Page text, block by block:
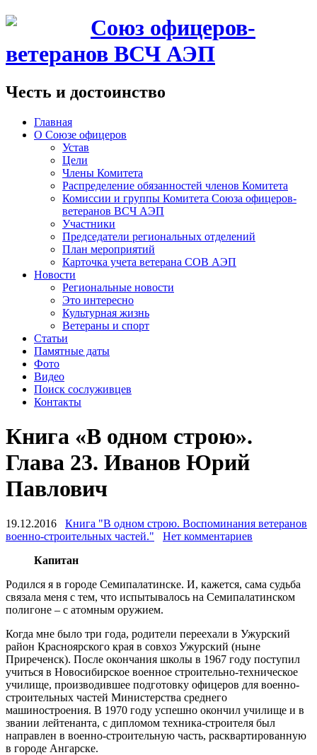
Союз офицеров-
ветеранов ВСЧ АЭП
Честь и достоинство
Главная
О Союзе офицеров
Устав
Цели
Члены Комитета
Распределение обязанностей членов Комитета
Комиссии и группы Комитета Союза офицеров-
ветеранов ВСЧ АЭП
Участники
Председатели региональных отделений
План мероприятий
Карточка учета ветерана CОВ АЭП
Новости
Региональные новости
Это интересно
Культурная жизнь
Ветераны и спорт
Статьи
Памятные даты
Фото
Видео
Поиск сослуживцев
Контакты
Книга «В одном строю».
Глава 23. Иванов Юрий
Павлович
19.12.2016
Книга "В одном строю. Воспоминания ветеранов
военно-строительных частей."
Нет комментариев
Капитан
Родился я в городе Семипалатинске. И, кажется, сама судьба
связала меня с тем, что испытывалось на Семипалатинском
полигоне – с атомным оружием.
Когда мне было три года, родители переехали в Ужурский
район Красноярского края в совхоз Ужурский (ныне
Приреченск). После окончания школы в 1967 году поступил
учиться в Новосибирское военное строительно-техническое
училище, производившее подготовку офицеров для военно-
строительных частей Министерства среднего
машиностроения. В 1970 году успешно окончил училище и в
звании лейтенанта, с дипломом техника-строителя был
направлен в военно-строительную часть, расквартированную
в городе Ангарске.